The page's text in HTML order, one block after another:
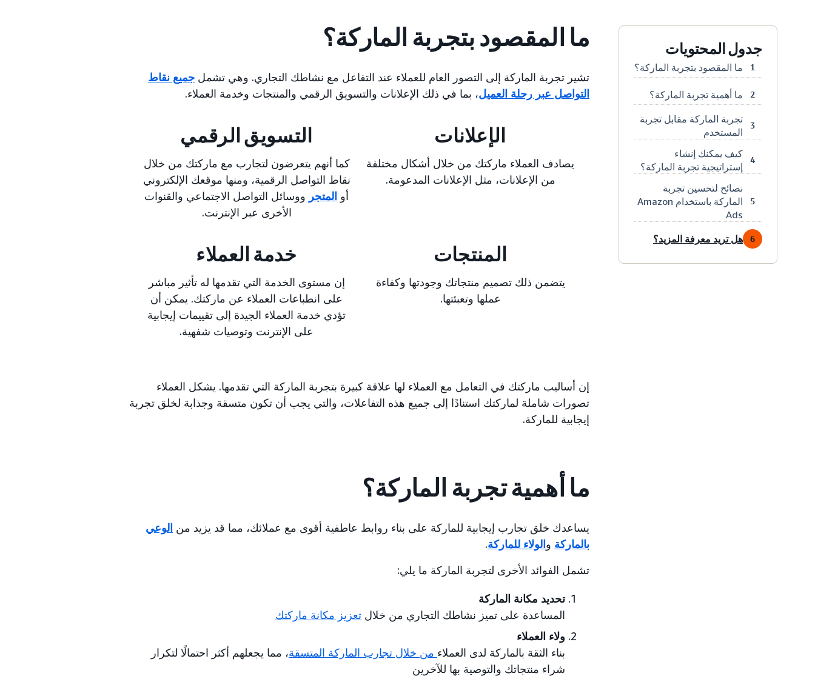
جدول المحتويات
1 ما المقصود بتجربة الماركة؟
2 ما أهمية تجربة الماركة؟
3
تجربة الماركة مقابل تجربة
المستخدم
4
كيف يمكنك إنشاء
إستراتيجية تجربة الماركة؟
5
نصائح لتحسين تجربة
الماركة باستخدام Amazon
Ads
6 هل تريد معرفة المزيد؟
ما المقصود بتجربة الماركة؟
تشير تجربة الماركة إلى التصور العام للعملاء عند التفاعل مع نشاطك التجاري. وهي تشمل جميع نقاط
التواصل عبر رحلة العميل، بما في ذلك الإعلانات والتسويق الرقمي والمنتجات وخدمة العملاء.
الإعلانات
يصادف العملاء ماركتك من خلال أشكال مختلفة
من الإعلانات، مثل الإعلانات المدعومة.
التسويق الرقمي
كما أنهم يتعرضون لتجارب مع ماركتك من خلال
نقاط التواصل الرقمية، ومنها موقعك الإلكتروني
أو المتجر ووسائل التواصل الاجتماعي والقنوات
الأخرى عبر الإنترنت.
المنتجات
يتضمن ذلك تصميم منتجاتك وجودتها وكفاءة
عملها وتعبئتها.
خدمة العملاء
إن مستوى الخدمة التي تقدمها له تأثير مباشر
على انطباعات العملاء عن ماركتك. يمكن أن
تؤدي خدمة العملاء الجيدة إلى تقييمات إيجابية
على الإنترنت وتوصيات شفهية.
إن أساليب ماركتك في التعامل مع العملاء لها علاقة كبيرة بتجربة الماركة التي تقدمها. يشكل العملاء
تصورات شاملة لماركتك استنادًا إلى جميع هذه التفاعلات، والتي يجب أن تكون متسقة وجذابة لخلق تجربة
إيجابية للماركة.
ما أهمية تجربة الماركة؟
يساعدك خلق تجارب إيجابية للماركة على بناء روابط عاطفية أقوى مع عملائك، مما قد يزيد من الوعي
بالماركة والولاء للماركة.
تشمل الفوائد الأخرى لتجربة الماركة ما يلي:
تحديد مكانة الماركة
المساعدة على تميز نشاطك التجاري من خلال تعزيز مكانة ماركتك
ولاء العملاء
بناء الثقة بالماركة لدى العملاء من خلال تجارب الماركة المتسقة، مما يجعلهم أكثر احتمالًا لتكرار
شراء منتجاتك والتوصية بها للآخرين